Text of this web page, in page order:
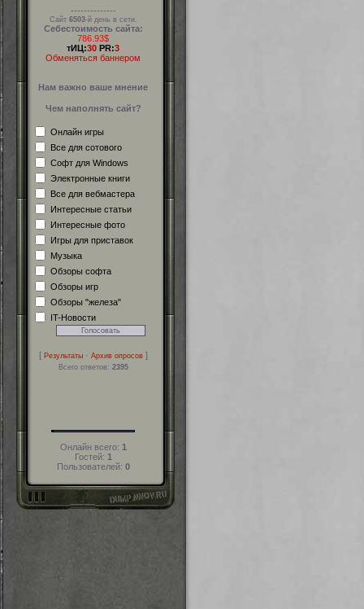
--------------
Сайт 6503-й день в сети.
Себестоимость сайта:
786.93$
тИЦ:30 PR:3
Обменяться баннером
Нам важно ваше мнение
Чем наполнять сайт?
Онлайн игры
Все для сотового
Софт для Windows
Электронные книги
Все для вебмастера
Интересные статьи
Интересные фото
Игры для приставок
Музыка
Обзоры софта
Обзоры игр
Обзоры "железа"
IT-Новости
[ Результаты· Архив опросов]
Всего ответов: 2395
Онлайн всего: 1
Гостей: 1
Пользователей: 0